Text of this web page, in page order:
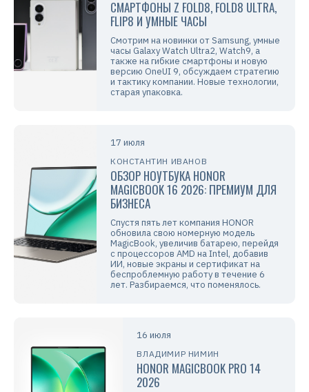
СМАРТФОНЫ Z FOLD8, FOLD8 ULTRA,
FLIP8 И УМНЫЕ ЧАСЫ
Смотрим на новинки от Samsung, умные
часы Galaxy Watch Ultra2, Watch9, а
также на гибкие смартфоны и новую
версию OneUI 9, обсуждаем стратегию
и тактику компании. Новые технологии,
старая упаковка.
17 июля
КОНСТАНТИН ИВАНОВ
ОБЗОР НОУТБУКА HONOR
MAGICBOOK 16 2026: ПРЕМИУМ ДЛЯ
БИЗНЕСА
Спустя пять лет компания HONOR
обновила свою номерную модель
MagicBook, увеличив батарею, перейдя
с процессоров AMD на Intel, добавив
ИИ, новые экраны и сертификат на
беспроблемную работу в течение 6
лет. Разбираемся, что поменялось.
16 июля
ВЛАДИМИР НИМИН
HONOR MAGICBOOK PRO 14
2026